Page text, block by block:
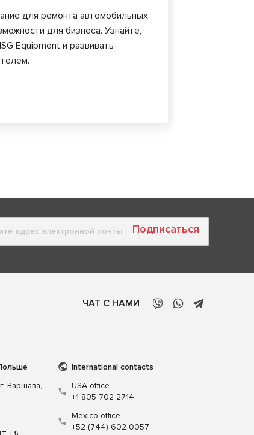
для ремонта автомобильных
для бизнеса. Узнайте,
Equipment и развивать
Подписаться
ЧАТ С НАМИ
Варшава,
International contacts
USA office
+1 805 702 2714
Mexico office
+52 (744) 602 0057